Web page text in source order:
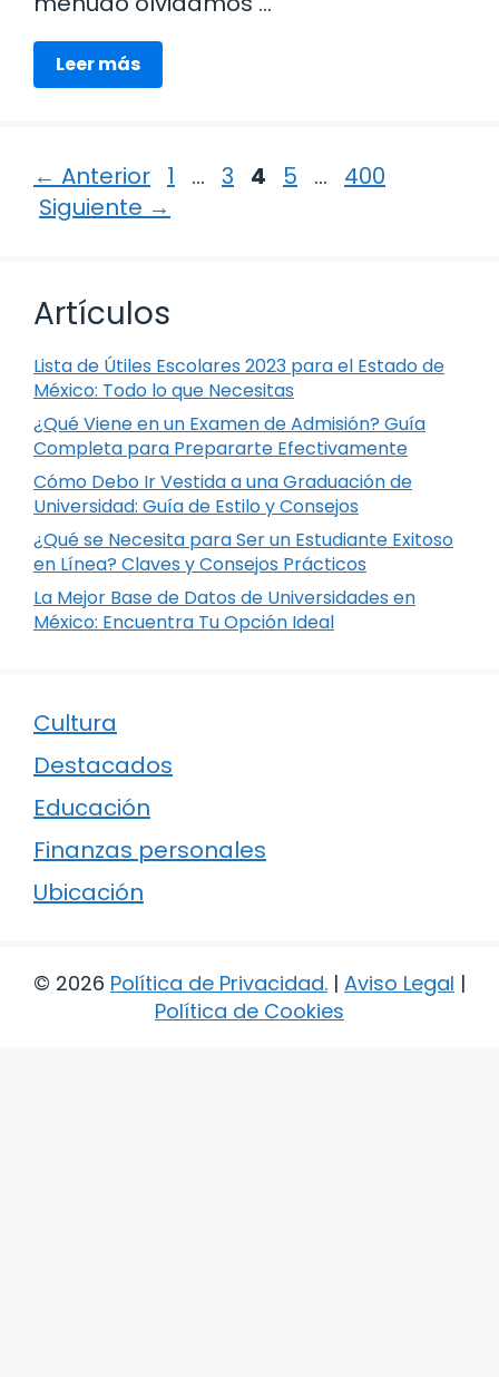
Leer más
← Anterior Página
1 … Página
3 Página
4 Página
5 … Página
400
Siguiente →
Artículos
Lista de Útiles Escolares 2023 para el Estado de
México: Todo lo que Necesitas
¿Qué Viene en un Examen de Admisión? Guía
Completa para Prepararte Efectivamente
Cómo Debo Ir Vestida a una Graduación de
Universidad: Guía de Estilo y Consejos
¿Qué se Necesita para Ser un Estudiante Exitoso
en Línea? Claves y Consejos Prácticos
La Mejor Base de Datos de Universidades en
México: Encuentra Tu Opción Ideal
Cultura
Destacados
Educación
Finanzas personales
Ubicación
© 2026 Política de Privacidad. | Aviso Legal |
Política de Cookies